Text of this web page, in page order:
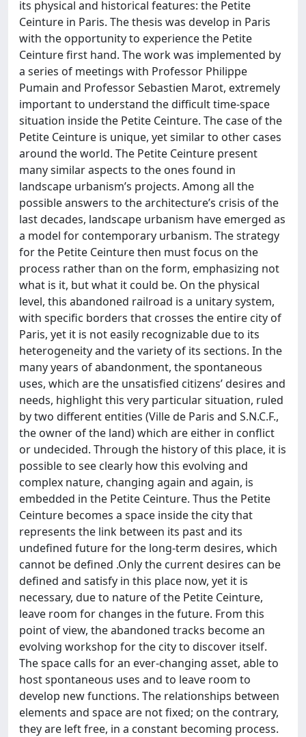
its physical and historical features: the Petite
Ceinture in Paris. The thesis was develop in Paris
with the opportunity to experience the Petite
Ceinture first hand. The work was implemented by
a series of meetings with Professor Philippe
Pumain and Professor Sebastien Marot, extremely
important to understand the difficult time-space
situation inside the Petite Ceinture. The case of the
Petite Ceinture is unique, yet similar to other cases
around the world. The Petite Ceinture present
many similar aspects to the ones found in
landscape urbanism’s projects. Among all the
possible answers to the architecture’s crisis of the
last decades, landscape urbanism have emerged as
a model for contemporary urbanism. The strategy
for the Petite Ceinture then must focus on the
process rather than on the form, emphasizing not
what is it, but what it could be. On the physical
level, this abandoned railroad is a unitary system,
with specific borders that crosses the entire city of
Paris, yet it is not easily recognizable due to its
heterogeneity and the variety of its sections. In the
many years of abandonment, the spontaneous
uses, which are the unsatisfied citizens’ desires and
needs, highlight this very particular situation, ruled
by two different entities (Ville de Paris and S.N.C.F.,
the owner of the land) which are either in conflict
or undecided. Through the history of this place, it is
possible to see clearly how this evolving and
complex nature, changing again and again, is
embedded in the Petite Ceinture. Thus the Petite
Ceinture becomes a space inside the city that
represents the link between its past and its
undefined future for the long-term desires, which
cannot be defined .Only the current desires can be
defined and satisfy in this place now, yet it is
necessary, due to nature of the Petite Ceinture,
leave room for changes in the future. From this
point of view, the abandoned tracks become an
evolving workshop for the city to discover itself.
The space calls for an ever-changing asset, able to
host spontaneous uses and to leave room to
develop new functions. The relationships between
elements and space are not fixed; on the contrary,
they are left free, in a constant becoming process.